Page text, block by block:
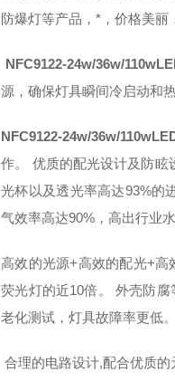
防爆灯等产品，*，价格美丽
NFC9122-24w/36w/
源，确保灯具瞬间冷启动和热
NFC9122-24w/36w/
作。 优质的配光设计及防眩
光杯以及透光率高达93%的
气效率高达90%，高出行业水
高效的光源+高效的配光+高
荧光灯的近10倍。 外壳防
老化测试，灯具故障率更低。
合理的电路设计,配合优质